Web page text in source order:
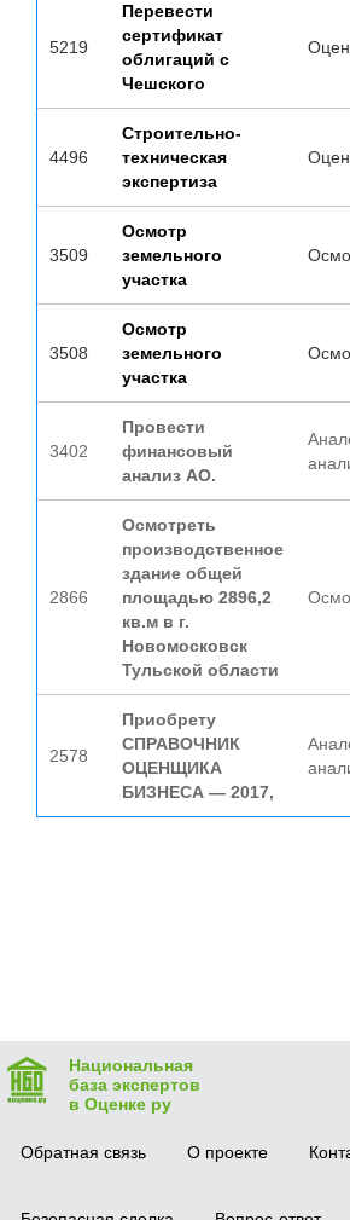
5219
Перевести
сертификат
облигаций с
Чешского
4496
Строительно-
техническая
экспертиза
3509
Осмотр
земельного
участка
3508
Осмотр
земельного
участка
3402
Провести
финансовый
анализ АО.
2866
Осмотреть
производственное
здание общей
площадью 2896,2
кв.м в г.
Новомосковск
Тульской области
2578
Приобрету
СПРАВОЧНИК
ОЦЕНЩИКА
БИЗНЕСА — 2017,
Национальная
база экспертов
в Оценке ру
Обратная связь О проекте